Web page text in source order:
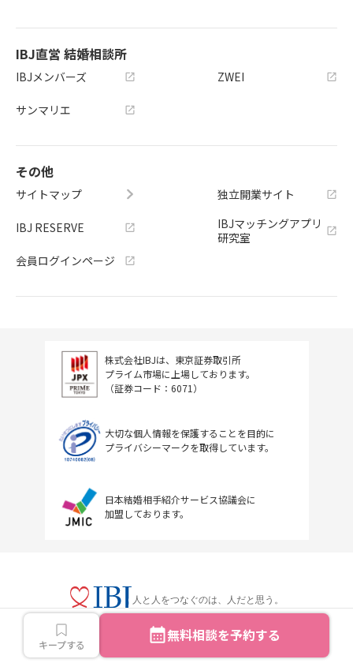
キープする 無料相談を予約する
IBJ直営 結婚相談所
IBJメンバーズ
サンマリエ
ZWEI
その他
サイトマップ
IBJ RESERVE
会員ログインページ
独立開業サイト
IBJマッチングアプリ
研究室
株式会社IBJは、東京証券取引所
プライム市場に上場しております。
（証券コード：6071）
大切な個人情報を保護することを目的に
プライバシーマークを取得しています。
日本結婚相手紹介サービス協議会に
加盟しております。
人と人をつなぐのは、人だと思う。